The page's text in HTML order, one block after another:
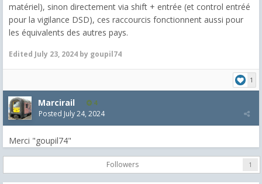
matériel), sinon directement via shift + entrée (et control entréé
pour la vigilance DSD), ces raccourcis fonctionnent aussi pour
les équivalents des autres pays.
Edited July 23, 2024 by goupil74
1
Marcirail 4
Posted July 24, 2024
Merci "goupil74"
Followers 1